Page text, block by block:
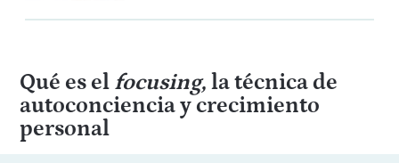
Qué es el focusing, la técnica de
autoconciencia y crecimiento
personal